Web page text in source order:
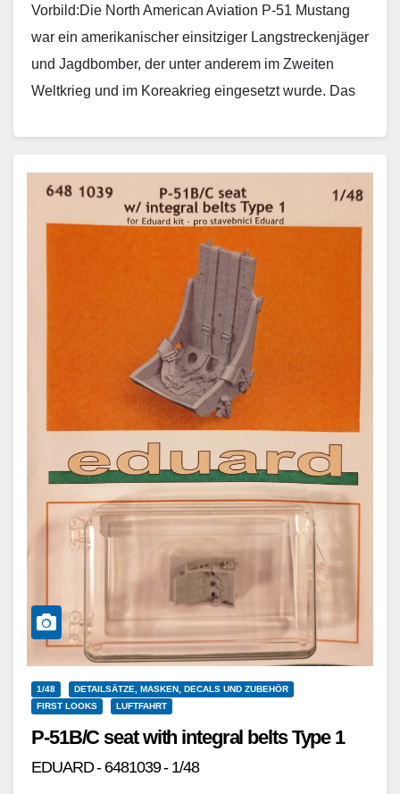
Vorbild:Die North American Aviation P-51 Mustang
war ein amerikanischer einsitziger Langstreckenjäger
und Jagdbomber, der unter anderem im Zweiten
Weltkrieg und im Koreakrieg eingesetzt wurde. Das
1/48
DETAILSÄTZE, MASKEN, DECALS UND ZUBEHÖR
FIRST LOOKS
LUFTFAHRT
P-51B/C seat with integral belts Type 1
EDUARD - 6481039 - 1/48